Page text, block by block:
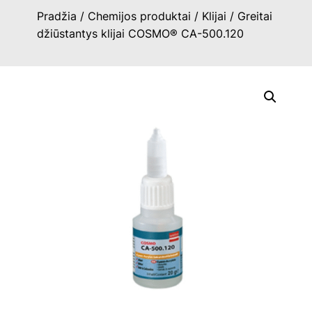
Pradžia / Chemijos produktai / Klijai / Greitai
džiūstantys klijai COSMO® CA-500.120